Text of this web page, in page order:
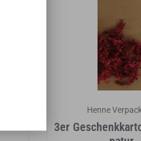
Henne
3er